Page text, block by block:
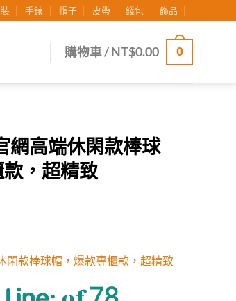
手錶 帽子 皮帶 錢包 飾品
購物車 /NT$0.00 0
網高端休閑款棒球
，超精致
閑款棒球帽，爆款專櫃款，超精致